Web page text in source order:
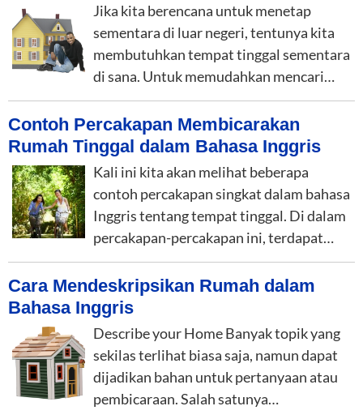
Jika kita berencana untuk menetap
sementara di luar negeri, tentunya kita
membutuhkan tempat tinggal sementara
di sana. Untuk memudahkan mencari…
Contoh Percakapan Membicarakan
Rumah Tinggal dalam Bahasa Inggris
Kali ini kita akan melihat beberapa
contoh percakapan singkat dalam bahasa
Inggris tentang tempat tinggal. Di dalam
percakapan-percakapan ini, terdapat…
Cara Mendeskripsikan Rumah dalam
Bahasa Inggris
Describe your Home Banyak topik yang
sekilas terlihat biasa saja, namun dapat
dijadikan bahan untuk pertanyaan atau
pembicaraan. Salah satunya…